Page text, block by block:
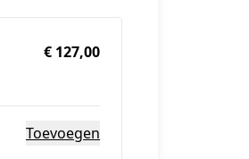
€ 127,00
Toevoegen